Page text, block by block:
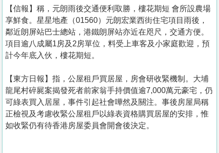
【信報】稱，元朗雨後交通便利取勝，樓花期短 會所設農場
享鮮食。星星地產（01560）元朗宏業西街住宅項目雨後，
鄰近朗屏站巴士總站，港鐵朗屏站亦近在咫尺，交通方便。
項目逾八成屬1房及2房單位，料受上車客及小家庭歡迎，預
計今年底入伙，樓花期短。
【東方日報】指，公屋租戶買居屋，房會研收緊機制。大埔
龍尾村碎屍案揭發死者前家翁手持價值逾7,000萬元豪宅，仍
可綠表買入居屋，事件引起社會嘩然及關注。事後房屋局稱
正檢視及考慮收緊公屋租戶以綠表資格購買居屋的安排，惟
如收緊仍有待香港房屋委員會開會後決定。